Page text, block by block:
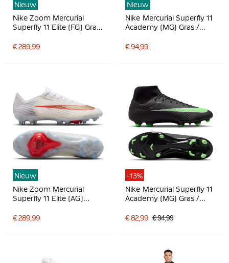
Nieuw
Nike Zoom Mercurial
Superfly 11 Elite (FG) Gras
Felrood Goud
€ 289,99
Nieuw
Nike Mercurial Superfly 11
Academy (MG) Gras /
Voetbalschoenen Wit
€ 94,99
Nieuw
Nike Zoom Mercurial
Superfly 11 Elite (AG)
Voetbalschoenen (AG) Wit
€ 289,99
-13%
Nike Mercurial Superfly 11
Academy (MG) Gras /
Voetbalschoenen Zwart
€ 82,99 € 94,99